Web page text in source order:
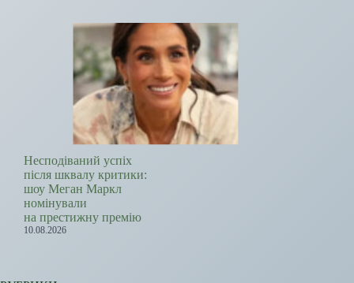
Несподіваний успіх
після шквалу критики:
шоу Меган Маркл
номінували
на престижну премію
10.08.2026